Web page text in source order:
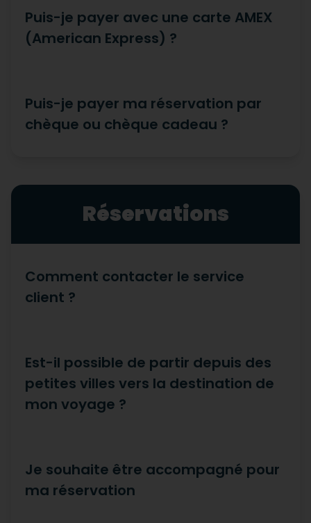
Puis-je payer avec une carte AMEX
(American Express) ?
Puis-je payer ma réservation par
chèque ou chèque cadeau ?
Réservations
Comment contacter le service
client ?
Est-il possible de partir depuis des
petites villes vers la destination de
mon voyage ?
Je souhaite être accompagné pour
ma réservation